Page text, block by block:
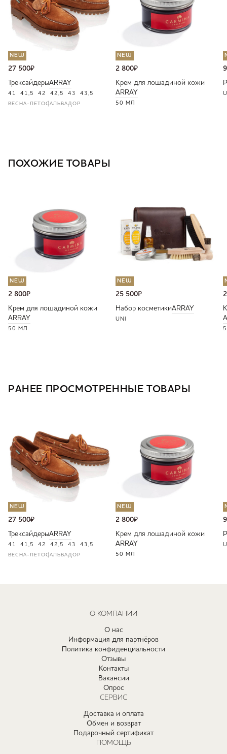
NEW
27 500₽
ТрексайдерыARRAY
41 41,5 42 42,5 43 43,5
ВЕСНА-ЛЕТОСАЛЬВАДОР
NEW
2 800₽
Крем для лошадиной кожи
ARRAY
50 МЛ
ПОХОЖИЕ ТОВАРЫ
NEW
2 800₽
Крем для лошадиной кожи
ARRAY
50 МЛ
NEW
25 500₽
Набор косметикиARRAY
UNI
РАНЕЕ ПРОСМОТРЕННЫЕ ТОВАРЫ
NEW
27 500₽
ТрексайдерыARRAY
41 41,5 42 42,5 43 43,5
ВЕСНА-ЛЕТОСАЛЬВАДОР
NEW
2 800₽
Крем для лошадиной кожи
ARRAY
50 МЛ
О КОМПАНИИ
О нас
Информация для партнёров
Политика конфиденциальности
Отзывы
Контакты
Вакансии
Опрос
СЕРВИС
Доставка и оплата
Обмен и возврат
Подарочный сертификат
ПОМОЩЬ